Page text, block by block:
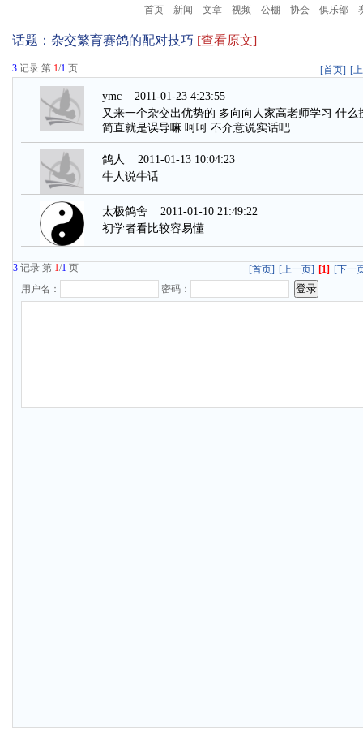
首页 - 新闻 - 文章 - 视频 - 公棚 - 协会 - 俱乐部 -
话题： 杂交繁育赛鸽的配对技巧 [查看原文]
3 记录 第 1/1 页 [首页] [
ymc 2011-01-23 4:23:55
又来一个杂交出优势的 多向向人家高老师学习 什
简直就是误导嘛 呵呵 不介意说实话吧
鸽人
2011-01-13 10:04:23
牛人说牛话
太极鸽舍 2011-01-10 21:49:22
初学者看比较容易懂
3 记录 第 1/1 页 [首页] [上一页] [1] [下一
用户名：
密码：